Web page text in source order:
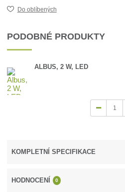
Do oblíbených
PODOBNÉ PRODUKTY
ALBUS, 2 W, LED
KOMPLETNÍ SPECIFIKACE
HODNOCENÍ 0